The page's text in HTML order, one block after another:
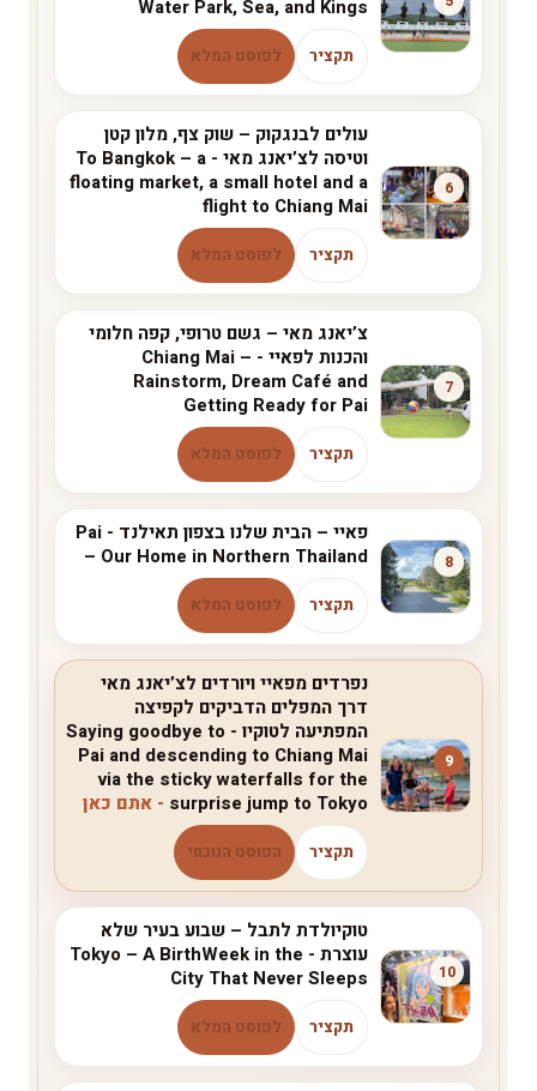
Water Park, Sea, and Kings
תקציר לפוסט המלא
6
עולים לבנגקוק – שוק צף, מלון קטן
וטיסה לצ’יאנג מאי - To Bangkok – a
floating market, a small hotel and a
flight to Chiang Mai
תקציר לפוסט המלא
7
צ’יאנג מאי – גשם טרופי, קפה חלומי
והכנות לפאיי - Chiang Mai –
Rainstorm, Dream Café and
Getting Ready for Pai
תקציר לפוסט המלא
8
פאיי – הבית שלנו בצפון תאילנד - Pai
– Our Home in Northern Thailand
תקציר לפוסט המלא
9
נפרדים מפאיי ויורדים לצ’יאנג מאי
דרך המפלים הדביקים לקפיצה
המפתיעה לטוקיו - Saying goodbye to
Pai and descending to Chiang Mai
via the sticky waterfalls for the
surprise jump to Tokyo
תקציר הפוסט הנוכחי
10
טוקיולדת לתבל – שבוע בעיר שלא
עוצרת - Tokyo – A BirthWeek in the
City That Never Sleeps
תקציר לפוסט המלא